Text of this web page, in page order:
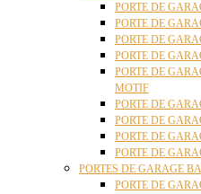
PORTE DE
PORTE DE
PORTE DE
PORTE DE
PORTE DE
MOTIF
PORTE DE
PORTE DE
PORTE DE
PORTE DE
PORTES DE GARAGE
PORTE DE